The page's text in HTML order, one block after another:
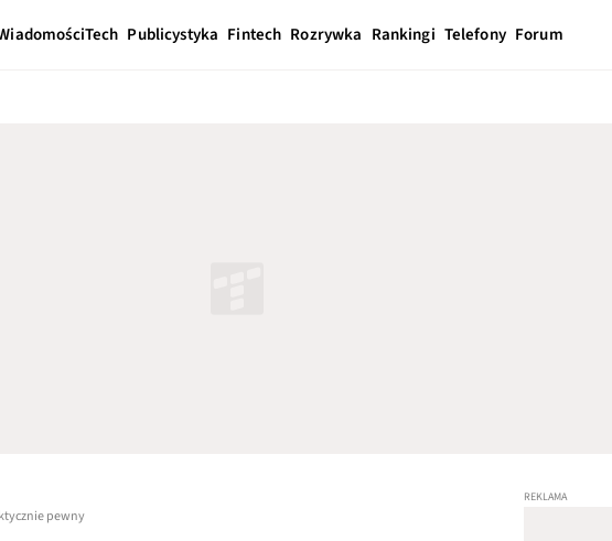
Tech Publicystyka Fintech Rozrywka Rankingi Telefony Forum
pewny